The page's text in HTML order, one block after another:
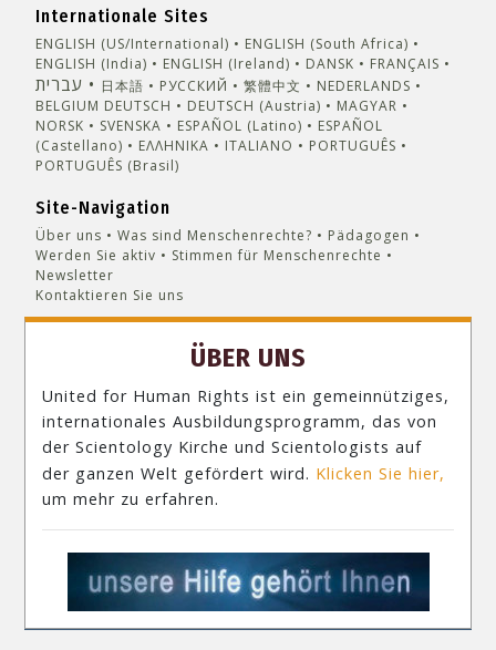
Internationale Sites
ENGLISH (US/International)
ENGLISH (South Africa)
ENGLISH (India)
ENGLISH (Ireland) DANSK FRANÇAIS
עברית 日本語 РУССКИЙ 繁體中文
NEDERLANDS
BELGIUM DEUTSCH DEUTSCH (Austria)
MAGYAR
NORSK
SVENSKA ESPAÑOL (Latino)
ESPAÑOL
(Castellano)
ΕΛΛΗΝΙΚA ITALIANO
PORTUGUÊS
PORTUGUÊS (Brasil)‎
Site-Navigation
Über uns Was sind Menschenrechte?
Pädagogen
Werden Sie aktiv
Stimmen für Menschenrechte
Newsletter
Kontaktieren Sie uns
ÜBER UNS
United for Human Rights ist ein gemeinnütziges,
internationales Ausbildungsprogramm, das von
der Scientology Kirche und Scientologists auf
der ganzen Welt gefördert wird. Klicken Sie hier,
um mehr zu erfahren.